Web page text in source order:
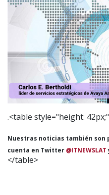
.<table style="height:
Nuestras noticias también son
cuenta en Twitter @ITNEWSLAT
</table>